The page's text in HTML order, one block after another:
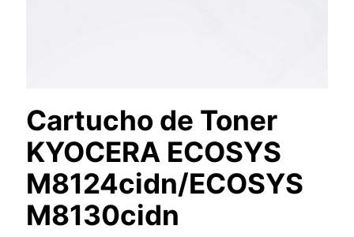
Cartucho de Toner
KYOCERA ECOSYS
M8124cidn/ECOSYS
M8130cidn